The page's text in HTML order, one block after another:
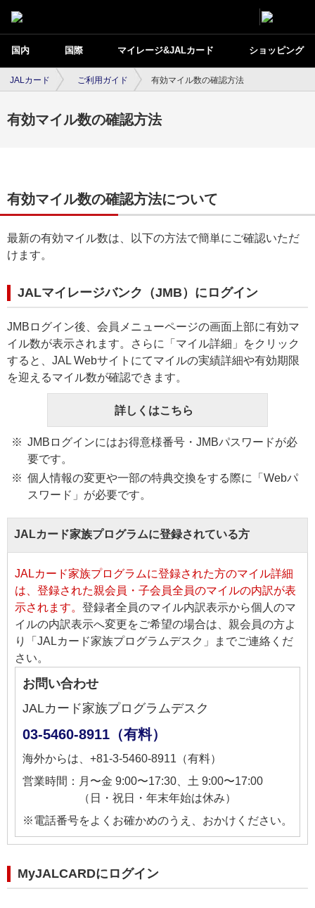
国内 国際 マイレージ&JALカード ショッピング
JALカード ご利用ガイド 有効マイル数の確認方法
有効マイル数の確認方法
有効マイル数の確認方法について
最新の有効マイル数は、以下の方法で簡単にご確認いただ
けます。
JALマイレージバンク（JMB）にログイン
JMBログイン後、会員メニューページの画面上部に有効マ
イル数が表示されます。さらに「マイル詳細」をクリック
すると、JAL Webサイトにてマイルの実績詳細や有効期限
を迎えるマイル数が確認できます。
詳しくはこちら
JMBログインにはお得意様番号・JMBパスワードが必
要です。
個人情報の変更や一部の特典交換をする際に「Webパ
スワード」が必要です。
JALカード家族プログラムに登録されている方
JALカード家族プログラムに登録された方のマイル詳細
は、登録された親会員・子会員全員のマイルの内訳が表
示されます。 登録者全員のマイル内訳表示から個人のマ
イルの内訳表示へ変更をご希望の場合は、親会員の方よ
り「JALカード家族プログラムデスク」までご連絡くだ
さい。
お問い合わせ
JALカード家族プログラムデスク
03-5460-8911（有料）
海外からは、+81-3-5460-8911（有料）
営業時間：月〜金 9:00〜17:30、土 9:00〜17:00
（日・祝日・年末年始は休み）
※電話番号をよくお確かめのうえ、おかけください。
MyJALCARDにログイン